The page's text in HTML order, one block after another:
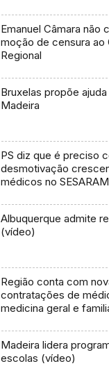
Emanuel Câmara não
moção de censura ao
Regional
Bruxelas propõe
Madeira
PS diz que é preciso
desmotivação
médicos no SESARAM
Albuquerque admite
(vídeo)
Região conta com
contratações de
medicina geral e
Madeira lidera
escolas (vídeo)